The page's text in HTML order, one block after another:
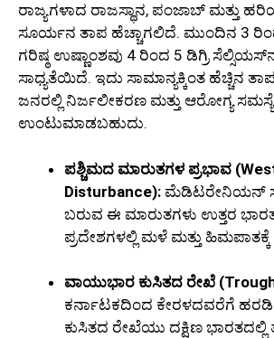
ರಾಜ್ಯಗಳಾದ ರಾಜಸ್ಥಾನ, ಪಂಜಾಬ್ ಮತ್ತು
ಸೂರ್ಯನ ತಾಪ ಹೆಚ್ಚಾಗಲಿದೆ. ಮುಂದಿನ 3
ಗರಿಷ್ಠ ಉಷ್ಣಾಂಶವು 4 ರಿಂದ 5 ಡಿಗ್ರಿ
ಸಾಧ್ಯತೆಯಿದೆ. ಇದು ಸಾಮಾನ್ಯಕ್ಕಿಂತ ಹೆಚ್ಚಿನ
ಜನರಲ್ಲಿ ನಿರ್ಜಲೀಕರಣ ಮತ್ತು ಆರೋಗ್ಯ
ಉಂಟುಮಾಡಬಹುದು.
ಪಶ್ಚಿಮದ ಮಾರುತಗಳ ಪ್ರಭಾವ
Disturbance): ಮೆಡಿಟರೇನಿಯನ್
ಬರುವ ಈ ಮಾರುತಗಳು ಉತ್ತರ
ಪ್ರದೇಶಗಳಲ್ಲಿ ಮಳೆ ಮತ್ತು ಹಿಮಪಾತಕ್ಕೆ
ವಾಯುಭಾರ ಕುಸಿತದ ರೇಖೆ
ಕರ್ನಾಟಕದಿಂದ ಕೇರಳದವರೆಗೆ
ಕುಸಿತದ ರೇಖೆಯು ದಕ್ಷಿಣ ಭಾರತದಲ್ಲಿ